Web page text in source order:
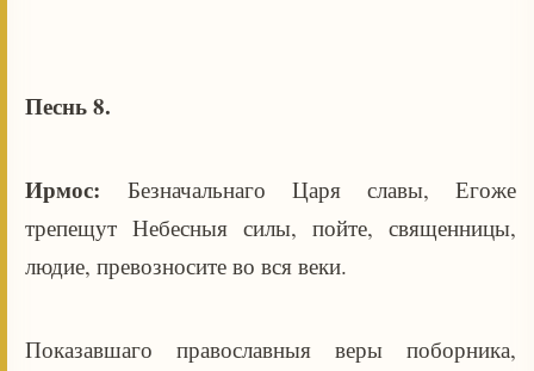
Песнь 8.
Ирмос: Безначальнаго Царя славы, Егоже
трепещут Небесныя силы, пойте, священницы,
людие, превозносите во вся веки.
Показавшаго православныя веры поборника,